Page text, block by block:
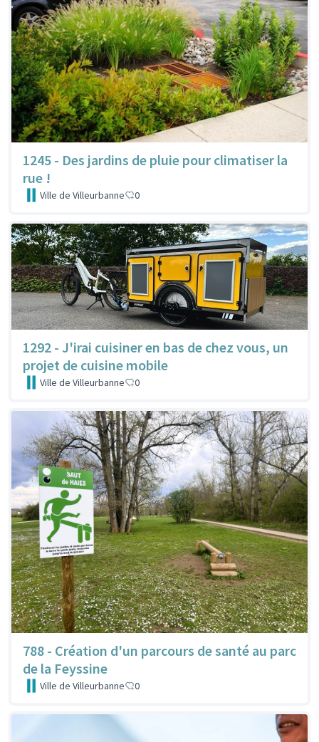
1245 - Des jardins de pluie pour climatiser la
rue !
Ville de Villeurbanne 0
1292 - J'irai cuisiner en bas de chez vous, un
projet de cuisine mobile
Ville de Villeurbanne 0
788 - Création d'un parcours de santé au parc
de la Feyssine
Ville de Villeurbanne 0